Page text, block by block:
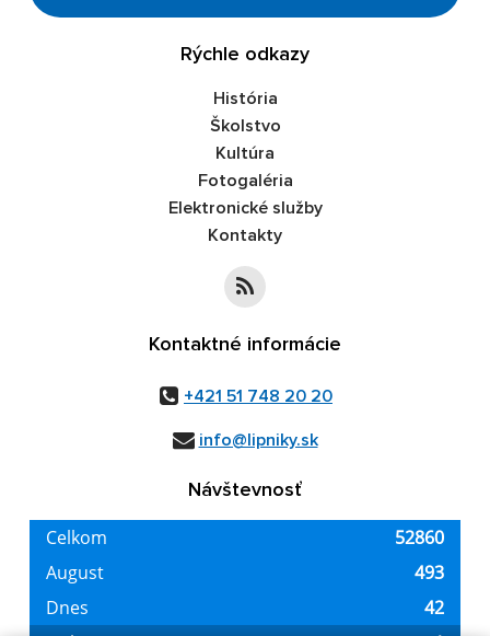
Rýchle odkazy
História
Školstvo
Kultúra
Fotogaléria
Elektronické služby
Kontakty
Kontaktné informácie
+421 51 748 20 20
info@lipniky.sk
Návštevnosť